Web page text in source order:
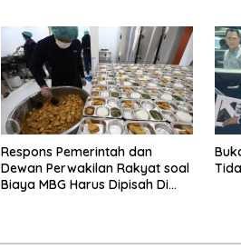
Respons Pemerintah dan
Dewan Perwakilan Rakyat soal
Biaya MBG Harus Dipisah Di